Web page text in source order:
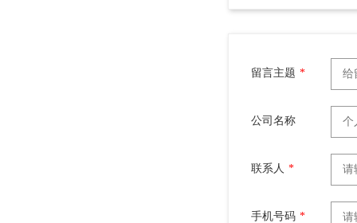
留言主题 *
公司名称
联系人 *
手机号码 *